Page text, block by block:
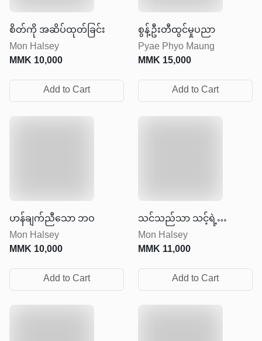
စိတ်ကို အဆိပ်ထုတ်ခြင်း
Mon Halsey
MMK10,000
Add to Cart
စွန့်ဦးတီထွင်မှုပညာ
Pyae Phyo Maung
MMK15,000
Add to Cart
ဟန်ချက်ညီသော ဘဝ
Mon Halsey
MMK10,000
Add to Cart
သင်သည်သာ သင့်ရဲ့
စကြဝဠာ
Mon Halsey
MMK11,000
Add to Cart